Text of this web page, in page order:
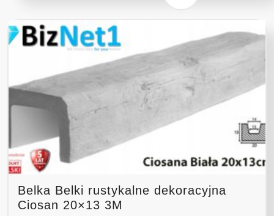
Belka Belki rustykalne dekoracyjna
Ciosan 20×13 3M